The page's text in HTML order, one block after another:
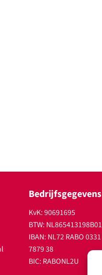
Bedrijfsgegevens
KvK: 90691695
BTW: NL865413198B01
IBAN: NL72 RABO 0331
7879 38
BIC: RABONL2U